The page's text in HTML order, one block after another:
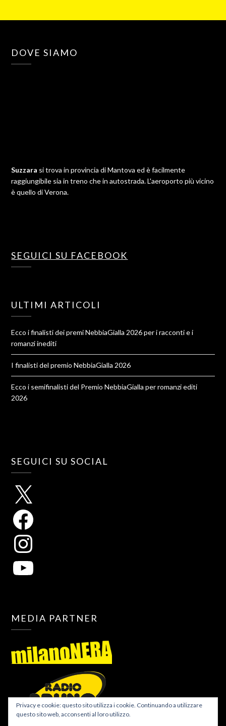
DOVE SIAMO
Suzzara si trova in provincia di Mantova ed è facilmente
raggiungibile sia in treno che in autostrada. L'aeroporto più vicino
è quello di Verona.
SEGUICI SU FACEBOOK
ULTIMI ARTICOLI
Ecco i finalisti dei premi NebbiaGialla 2026 per i racconti e i
romanzi inediti
I finalisti del premio NebbiaGialla 2026
Ecco i semifinalisti del Premio NebbiaGialla per romanzi editi
2026
SEGUICI SU SOCIAL
MEDIA PARTNER
Privacy e cookie: questo sito utilizza i cookie. Continuando a utilizzare
questo sito web, acconsenti al loro utilizzo.